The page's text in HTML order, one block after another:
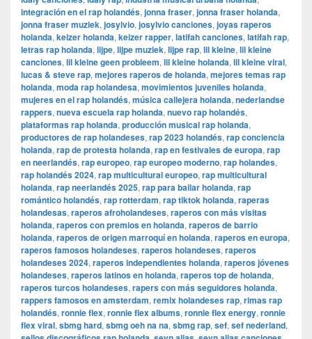
integración en el rap holandés, jonna fraser, jonna fraser holanda,
jonna fraser muziek, josylvio, josylvio canciones, joyas raperos
holanda, keizer holanda, keizer rapper, latifah canciones, latifah rap,
letras rap holanda, lijpe, lijpe muziek, lijpe rap, lil kleine, lil kleine
canciones, lil kleine geen probleem, lil kleine holanda, lil kleine viral,
lucas & steve rap, mejores raperos de holanda, mejores temas rap
holanda, moda rap holandesa, movimientos juveniles holanda,
mujeres en el rap holandés, música callejera holanda, nederlandse
rappers, nueva escuela rap holanda, nuevo rap holandés,
plataformas rap holanda, producción musical rap holanda,
productores de rap holandeses, rap 2023 holandés, rap conciencia
holanda, rap de protesta holanda, rap en festivales de europa, rap
en neerlandés, rap europeo, rap europeo moderno, rap holandes,
rap holandés 2024, rap multicultural europeo, rap multicultural
holanda, rap neerlandés 2025, rap para bailar holanda, rap
romántico holandés, rap rotterdam, rap tiktok holanda, raperas
holandesas, raperos afroholandeses, raperos con más visitas
holanda, raperos con premios en holanda, raperos de barrio
holanda, raperos de origen marroquí en holanda, raperos en europa,
raperos famosos holandeses, raperos holandeses, raperos
holandeses 2024, raperos independientes holanda, raperos jóvenes
holandeses, raperos latinos en holanda, raperos top de holanda,
raperos turcos holandeses, rapers con más seguidores holanda,
rappers famosos en amsterdam, remix holandeses rap, rimas rap
holandés, ronnie flex, ronnie flex albums, ronnie flex energy, ronnie
flex viral, sbmg hard, sbmg oeh na na, sbmg rap, sef, sef nederland,